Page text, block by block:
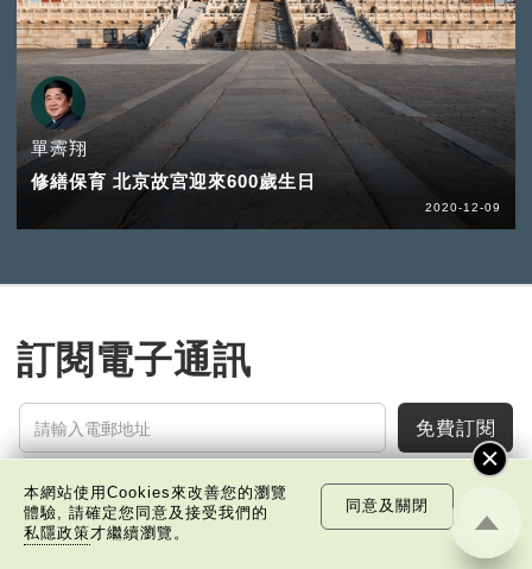
單霽翔
修繕保育 北京故宮迎來600歲生日
2020-12-09
訂閱電子通訊
免費訂閱
本網站使用Cookies來改善您的瀏覽
體驗, 請確定您同意及接受我們的
私隱政策才繼續瀏覽。
同意及關閉